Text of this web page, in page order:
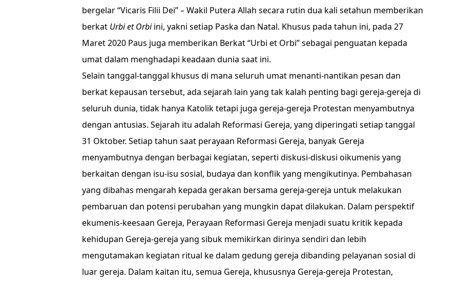
bergelar “Vicaris Filii Dei” – Wakil Putera Allah secara rutin dua kali setahun memberikan
berkat Urbi et Orbiini, yakni setiap Paska dan Natal. Khusus pada tahun ini, pada 27
Maret 2020 Paus juga memberikan Berkat “Urbi et Orbi” sebagai penguatan kepada
umat dalam menghadapi keadaan dunia saat ini.
Selain tanggal-tanggal khusus di mana seluruh umat menanti-nantikan pesan dan
berkat kepausan tersebut, ada sejarah lain yang tak kalah penting bagi gereja-gereja di
seluruh dunia, tidak hanya Katolik tetapi juga gereja-gereja Protestan menyambutnya
dengan antusias. Sejarah itu adalah Reformasi Gereja, yang diperingati setiap tanggal
31 Oktober. Setiap tahun saat perayaan Reformasi Gereja, banyak Gereja
menyambutnya dengan berbagai kegiatan, seperti diskusi-diskusi oikumenis yang
berkaitan dengan isu-isu sosial, budaya dan konflik yang mengikutinya. Pembahasan
yang dibahas mengarah kepada gerakan bersama gereja-gereja untuk melakukan
pembaruan dan potensi perubahan yang mungkin dapat dilakukan. Dalam perspektif
ekumenis-keesaan Gereja, Perayaan Reformasi Gereja menjadi suatu kritik kepada
kehidupan Gereja-gereja yang sibuk memikirkan dirinya sendiri dan lebih
mengutamakan kegiatan ritual ke dalam gedung gereja dibanding pelayanan sosial di
luar gereja. Dalam kaitan itu, semua Gereja, khususnya Gereja-gereja Protestan,